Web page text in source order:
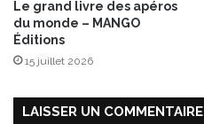
F
®
Le grand livre des apéros
du monde – MANGO
Éditions
15 juillet 2026
LAISSER UN COMMENTAIRE